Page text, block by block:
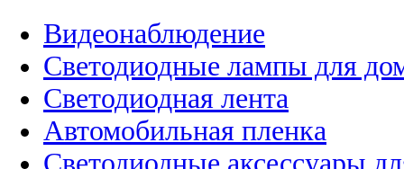
Видеонаблюдение
Светодиодные лампы для
Светодиодная лента
Автомобильная пленка